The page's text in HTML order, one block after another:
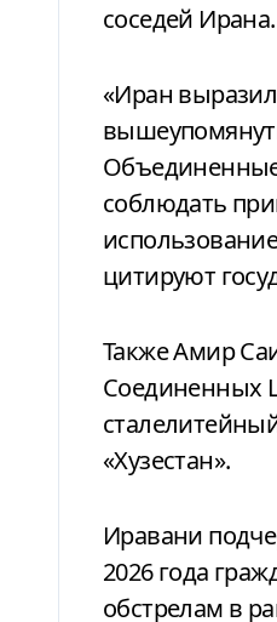
соседей Ирана.
«Иран
соблюдать
цитируют
Также Амир
Соединенных
«Хузестан».
Иравани
2026 года
обстрелам в